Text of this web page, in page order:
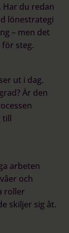
du redan
lönestrategi
– men det
steg.
ut i dag.
Är den
till
arbeten
och
roller
skiljer sig åt.